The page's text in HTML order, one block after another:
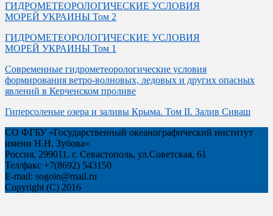
ГИДРОМЕТЕОРОЛОГИЧЕСКИЕ УСЛОВИЯ
МОРЕЙ УКРАИНЫ Том 2
ГИДРОМЕТЕОРОЛОГИЧЕСКИЕ УСЛОВИЯ
МОРЕЙ УКРАИНЫ Том 1
Современные гидрометеорологические условия
формирования ветро-волновых, ледовых и других опасных
явлений в Керченском проливе
Гиперсоленые озера и заливы Крыма. Том II. Залив Сиваш
СО ФГБУ «Государственный океанографический институт
имени Н.Н. Зубова»
Россия, 299011, г. Севастополь, ул.Советская, 61
Тел/факс +7(8692) 543150
Е-mail: sogoin@mail.ru
Copyright (C) 2016